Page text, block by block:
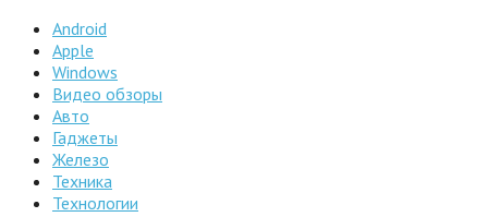
Android
Apple
Windows
Видео обзоры
Авто
Гаджеты
Железо
Техника
Технологии